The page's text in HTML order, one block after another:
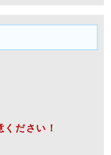
ださい！